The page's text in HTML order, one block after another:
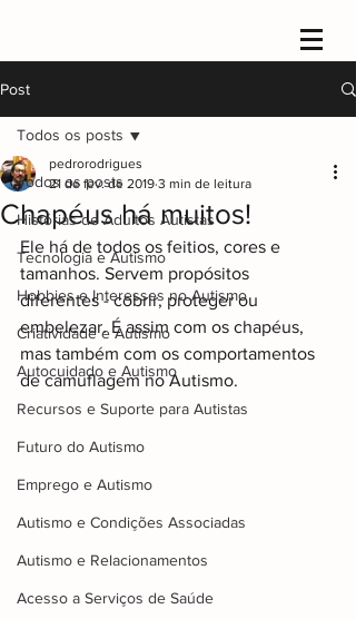
Post
Todos os posts
Histórias de Adultos Autistas
Tecnologia e Autismo
Hobbies e Interesses no Autismo
Criatividade e Autismo
Autocuidado e Autismo
Recursos e Suporte para Autistas
Futuro do Autismo
Emprego e Autismo
Autismo e Condições Associadas
Autismo e Relacionamentos
Acesso a Serviços de Saúde
Todos os posts
Chapéus há muitos!
pedrorodrigues
21 de fev. de 2019 3 min de leitura
Ele há de todos os feitios, cores e
tamanhos. Servem propósitos
diferentes - cobrir, proteger ou
embelezar. É assim com os chapéus,
mas também com os comportamentos
de camuflagem no Autismo.